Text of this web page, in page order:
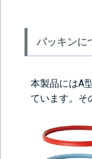
背面側に部品をつけ
なし
シール座をつけ
る(+10560円)
パッキンに
本製品にはA
ています。そ